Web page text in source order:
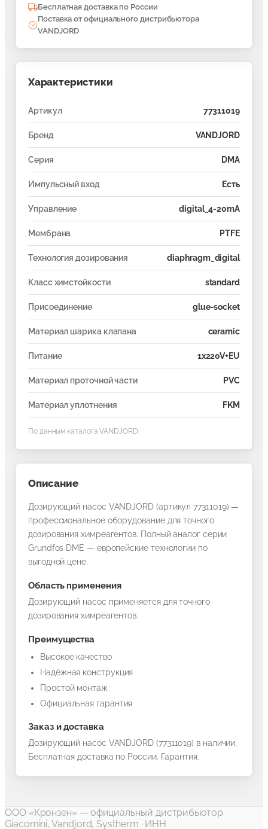
Бесплатная доставка по России
Поставка от официального дистрибьютора
VANDJORD
Характеристики
Артикул 77311019
Бренд VANDJORD
Серия DMA
Импульсный вход Есть
Управление digital_4-20mA
Мембрана PTFE
Технология дозирования diaphragm_digital
Класс химстойкости standard
Присоединение glue-socket
Материал шарика клапана ceramic
Питание 1x220V+EU
Материал проточной части PVC
Материал уплотнения FKM
По данным каталогаVANDJORD.
Описание
Дозирующий насос VANDJORD (артикул 77311019) —
профессиональное оборудование для точного
дозирования химреагентов. Полный аналог серии
Grundfos DME — европейские технологии по
выгодной цене.
Область применения
Дозирующий насос применяется для точного
дозирования химреагентов.
Преимущества
Высокое качество
Надёжная конструкция
Простой монтаж
Официальная гарантия
Заказ и доставка
Дозирующий насос VANDJORD (77311019) в наличии.
Бесплатная доставка по России. Гарантия.
ООО «Кронзен» — официальный дистрибьютор
Giacomini, Vandjord, Systherm · ИНН